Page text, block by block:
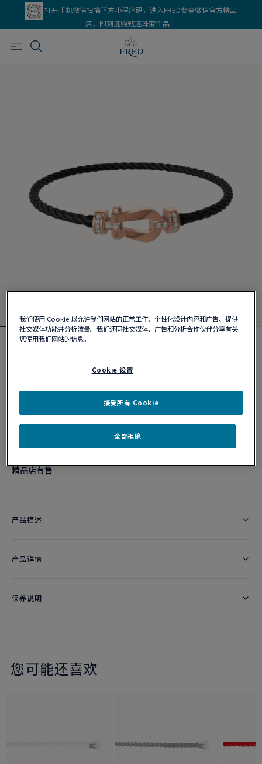
打开手机微信扫描下方小程序码，进入FRED斐登微信官方精品
店，即刻选购甄选珠宝作品！
个性化定制
作品编号
精品店有售
产品描述
产品详情
保养说明
您可能还喜欢
我们使用 Cookie 以允许我们网站的正常工作、个性化设计内容和广告、提供
社交媒体功能并分析流量。我们还同社交媒体、广告和分析合作伙伴分享有关
您使用我们网站的信息。
Cookie 设置
全部拒绝
接受所有 Cookie